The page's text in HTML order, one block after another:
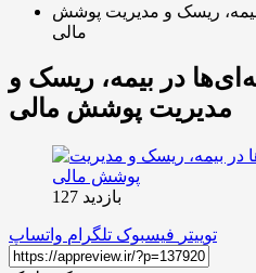
بیمه، ریسک و مدیریت پوشش
مالی
در بیمه، ریسک و
مدیریت پوشش مالی
بازدید 127
توییتر فیسبوک تلگرام واتساپ